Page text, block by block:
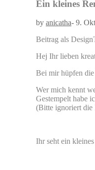
Ein kleines
by anicatha- 9.
Beitrag als
Hej Ihr lieben
Bei mir hüpfen die
Wer mich kennt
Gestempelt habe
(Bitte ignoriert die
Ihr seht ein